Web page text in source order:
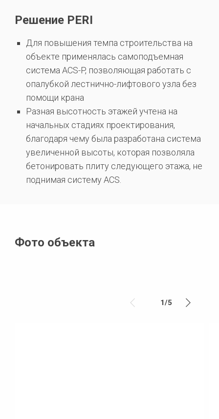
Решение PERI
Для повышения темпа строительства на
объекте применялась самоподъемная
система ACS-P, позволяющая работать с
опалубкой лестнично-лифтового узла без
помощи крана
Разная высотность этажей учтена на
начальных стадиях проектирования,
благодаря чему была разработана система
увеличенной высоты, которая позволяла
бетонировать плиту следующего этажа, не
поднимая систему ACS.
Фото объекта
1/5